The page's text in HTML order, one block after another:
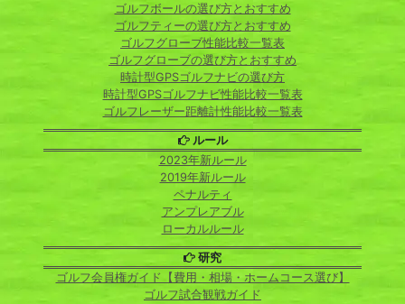
ゴルフボールの選び方とおすすめ
ゴルフティーの選び方とおすすめ
ゴルフグローブ性能比較一覧表
ゴルフグローブの選び方とおすすめ
時計型GPSゴルフナビの選び方
時計型GPSゴルフナビ性能比較一覧表
ゴルフレーザー距離計性能比較一覧表
ルール
2023年新ルール
2019年新ルール
ペナルティ
アンプレアブル
ローカルルール
研究
ゴルフ会員権ガイド【費用・相場・ホームコース選び】
ゴルフ試合観戦ガイド